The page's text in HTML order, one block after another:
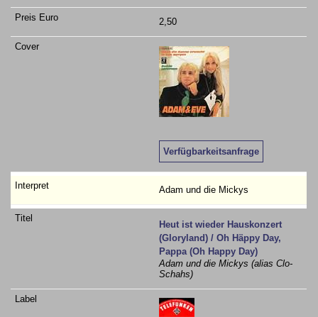
2,50
Verfügbarkeitsanfrage
Adam und die Mickys
Heut ist wieder Hauskonzert
(Gloryland) / Oh Häppy Day,
Pappa (Oh Happy Day)
Adam und die Mickys (alias Clo-
Schahs)